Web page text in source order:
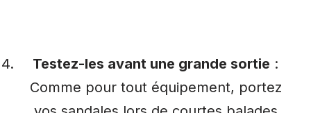
Testez-les avant une grande sortie :
Comme pour tout équipement, portez